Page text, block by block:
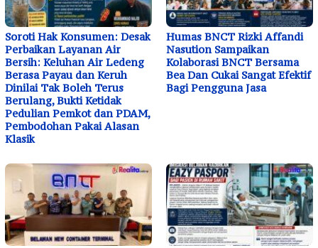
Soroti Hak Konsumen: Desak
Perbaikan Layanan Air
Bersih: Keluhan Air Ledeng
Berasa Payau dan Keruh
Dinilai Tak Boleh Terus
Berulang, Bukti Ketidak
Pedulian Pemkot dan PDAM,
Pembodohan Pakai Alasan
Klasik
Humas BNCT Rizki Affandi
Nasution Sampaikan
Kolaborasi BNCT Bersama
Bea Dan Cukai Sangat Efektif
Bagi Pengguna Jasa